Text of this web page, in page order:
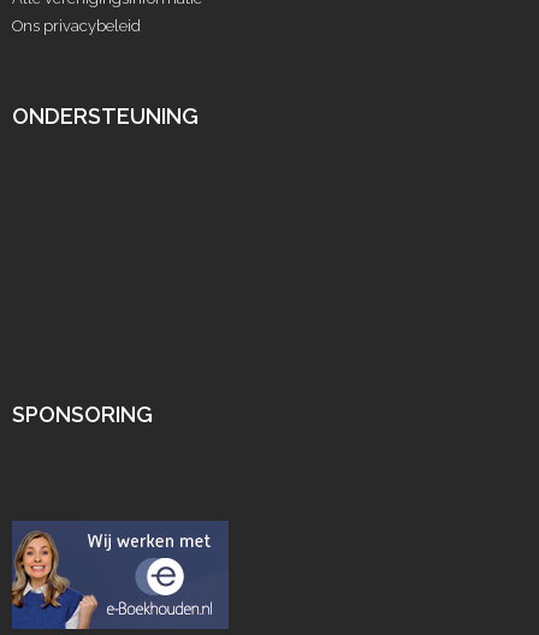
Ons privacybeleid
ONDERSTEUNING
SPONSORING